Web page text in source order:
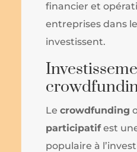
financier et
entreprises dans
investissent.
Lecrowdfunding
participatifest
populaire à